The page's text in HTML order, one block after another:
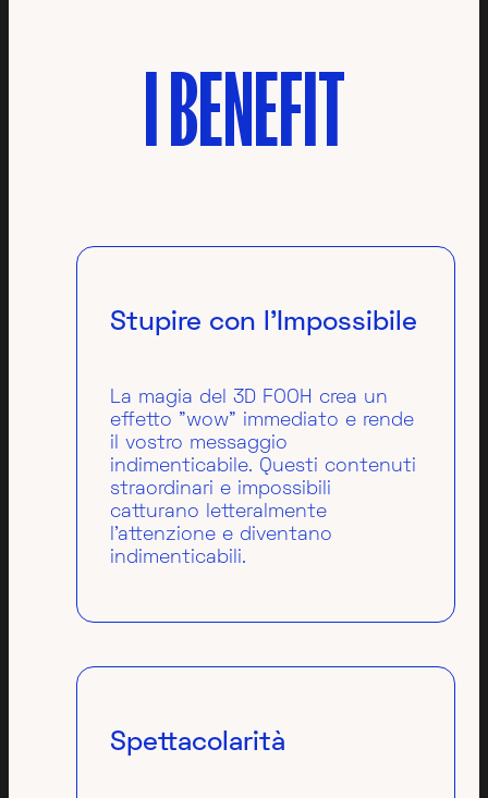
IBENEFIT
Stupire con l’Impossibile
La magia del 3D FOOH crea un
effetto "wow" immediato e rende
il vostro messaggio
indimenticabile. Questi contenuti
straordinari e impossibili
catturano letteralmente
l'attenzione e diventano
indimenticabili.
Spettacolarità